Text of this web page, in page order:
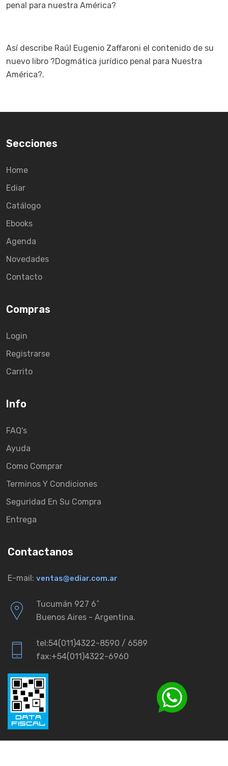
penal para nuestra América?
Así describe Raúl Eugenio Zaffaroni el contenido de su
nuevo libro ?Dogmática jurídico penal para Nuestra
América?.
Secciones
Home
Ediar
Catálogo
Ebooks
Agenda
Novedades
Contacto
Compras
Login
Registrarse
Carrito
Info
FAQ's
Ayuda
Como Comprar
Terminos Y Condiciones
Seguridad En Su Compra
Entrega
Contactanos
E-mail: ventas@ediar.com.ar
Tucumán 927 6ˆ
Buenos Aires - Argentina.
tel:54(011)4322-8590 / 6589
fax:+54(011)4322-6960